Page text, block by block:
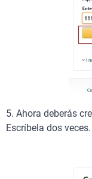
5. Ahora deberás
Escríbela dos veces.